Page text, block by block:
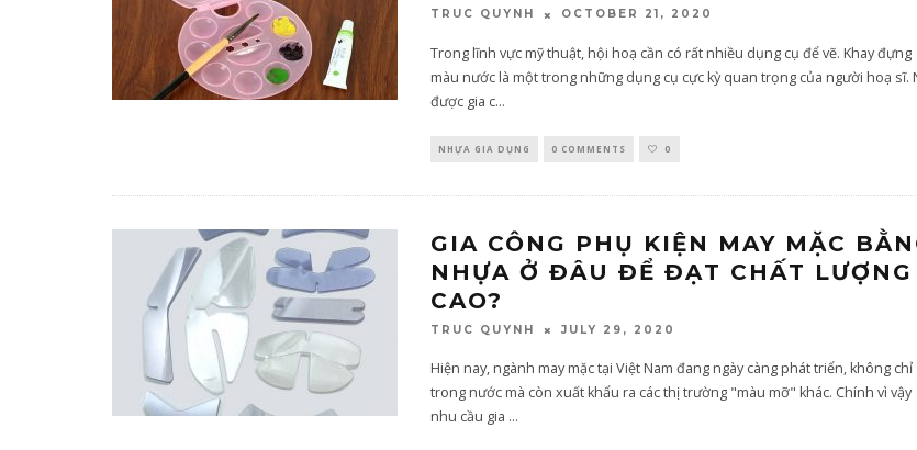
TRUC QUYNH OCTOBER 21, 2020
Trong lĩnh vực mỹ thuật, hội hoạ cần có rất nhiều dụng cụ để vẽ. Khay đựng
màu nước là một trong những dụng cụ cực kỳ quan trọng của người hoạ sĩ.
được gia c...
NHỰA GIA DỤNG 0 COMMENTS 0
GIA CÔNG PHỤ KIỆN MAY MẶC
NHỰA Ở ĐÂU ĐỂ ĐẠT CHẤT LƯỢNG
CAO?
TRUC QUYNH JULY 29, 2020
Hiện nay, ngành may mặc tại Việt Nam đang ngày càng phát triển, không chỉ
trong nước mà còn xuất khẩu ra các thị trường "màu mỡ" khác. Chính vì vậy
nhu cầu gia ...